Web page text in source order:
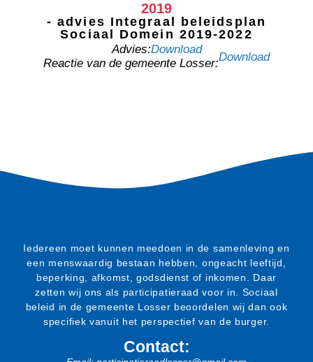
2019
- advies Integraal beleidsplan
Sociaal Domein 2019-2022
Advies:Download
Reactie van de gemeente Losser:Download
Iedereen moet kunnen meedoen in de samenleving en
een menswaardig bestaan hebben, ongeacht leeftijd,
beperking, afkomst, godsdienst of inkomen. Daar
zetten wij ons als participatieraad voor in. Sociaal
beleid in de gemeente Losser beoordelen wij dan ook
specifiek vanuit het perspectief van de burger.
Contact: